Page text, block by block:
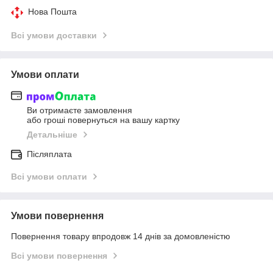
Нова Пошта
Всі умови доставки
Умови оплати
Ви отримаєте замовлення
або гроші повернуться на вашу картку
Детальніше
Післяплата
Всі умови оплати
Умови повернення
Повернення товару впродовж 14 днів за домовленістю
Всі умови повернення